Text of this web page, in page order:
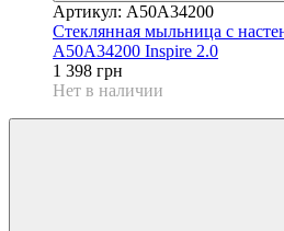
Артикул: A50A34200
Стеклянная мыльница с
A50A34200 Inspire 2.0
1 398 грн
Нет в наличии